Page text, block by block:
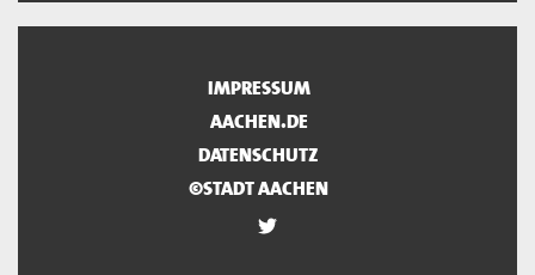
IMPRESSUM
AACHEN.DE
DATENSCHUTZ
©STADT AACHEN